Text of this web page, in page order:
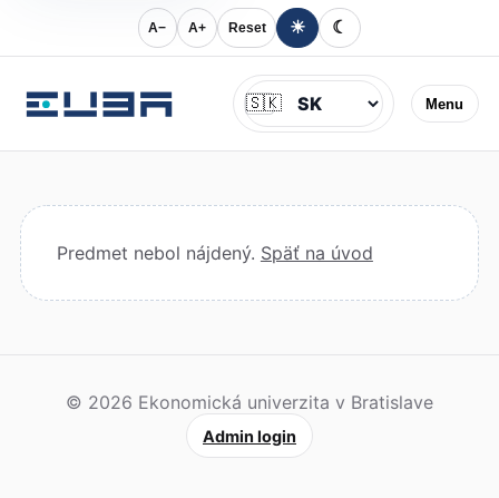
A− A+ Reset ☀ ☾
Menu
Jazyk
🇸🇰
Predmet nebol nájdený. Späť na úvod
© 2026 Ekonomická univerzita v Bratislave
Admin login